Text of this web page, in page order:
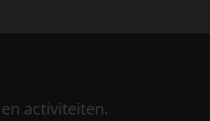
activiteiten.